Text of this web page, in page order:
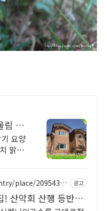
림 장
요양
맑은
place/20954329
광고
! 산악회 산행 등반